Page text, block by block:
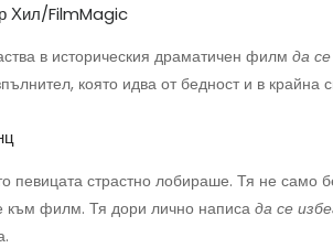
Хил/FilmMagic
в историческия драматичен филм да
която идва от бедност и в
певицата страстно лобираше. Тя не само
към филм. Тя дори лично написада се